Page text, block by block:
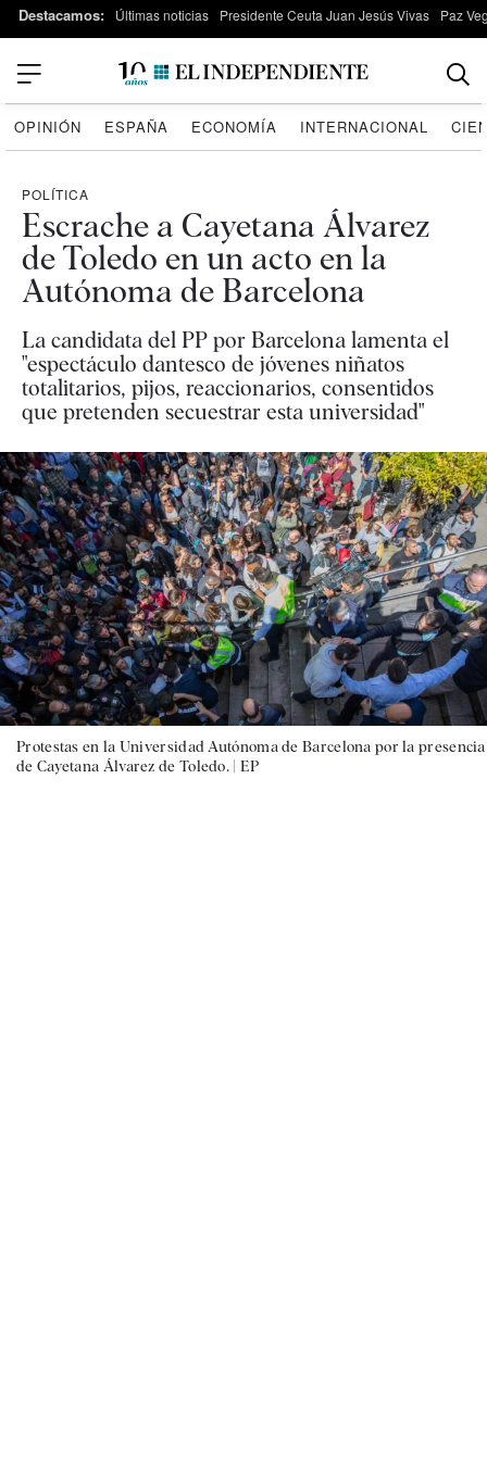
Destacamos: Últimas noticias Presidente Ceuta Juan Jesús Vivas Paz
OPINIÓN ESPAÑA ECONOMÍA INTERNACIONAL
POLÍTICA
Escrache a Cayetana Álvarez
de Toledo en un acto en la
Autónoma de Barcelona
La candidata del PP por Barcelona lamenta el
"espectáculo dantesco de jóvenes niñatos
totalitarios, pijos, reaccionarios, consentidos
que pretenden secuestrar esta universidad"
Protestas en la Universidad Autónoma de Barcelona por la presencia
de Cayetana Álvarez de Toledo. | EP